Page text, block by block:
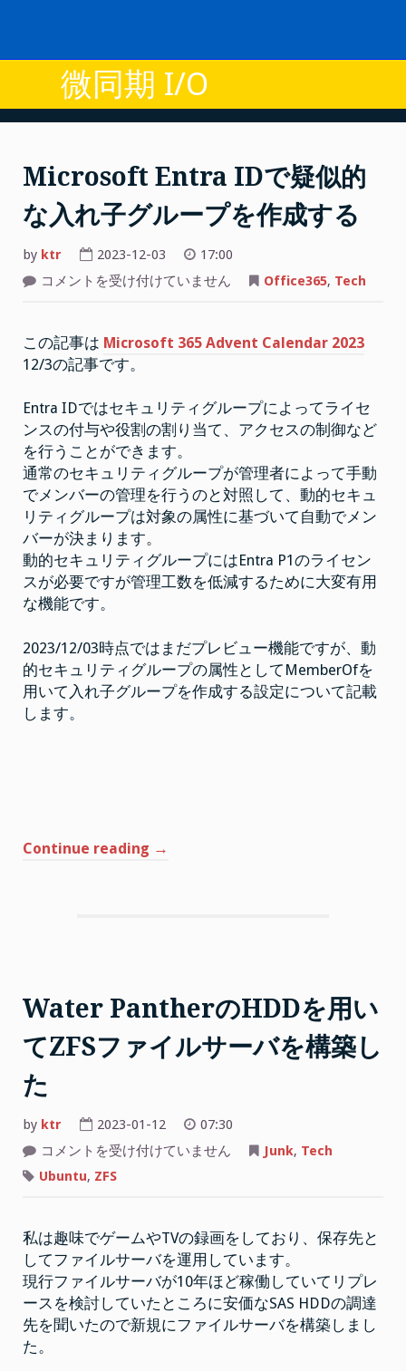
微同期 I/O
Microsoft Entra IDで疑似的
な入れ子グループを作成する
by ktr 2023-12-03
17:00
Microsoft
似
的
な
子
ル
ー
プ
を
作
成
す
る
は
コメントを受け付けていません Office365, Tech
この記事は Microsoft 365 Advent Calendar 2023
12/3の記事です。
Entra IDではセキュリティグループによってライセ
ンスの付与や役割の割り当て、アクセスの制御など
を行うことができます。
通常のセキュリティグループが管理者によって手動
でメンバーの管理を行うのと対照して、動的セキュ
リティグループは対象の属性に基づいて自動でメン
バーが決まります。
動的セキュリティグループにはEntra P1のライセン
スが必要ですが管理工数を低減するために大変有用
な機能です。
2023/12/03時点ではまだプレビュー機能ですが、動
的セキュリティグループの属性としてMemberOfを
用いて入れ子グループを作成する設定について記載
します。
Continue reading “Microsoft
な
入
れ
子
ー
プ
す
る”
→
Water PantherのHDDを用い
てZFSファイルサーバを構築し
た
by ktr 2023-01-12
07:30
Water
Panther
の
て
ZFS
フ
ァ
イ
ル
サ
ー
を
コメントを受け付けていません Junk, Tech
Ubuntu, ZFS
私は趣味でゲームやTVの録画をしており、保存先と
してファイルサーバを運用しています。
現行ファイルサーバが10年ほど稼働していてリプレ
ースを検討していたところに安価なSAS HDDの調達
先を聞いたので新規にファイルサーバを構築しまし
た。